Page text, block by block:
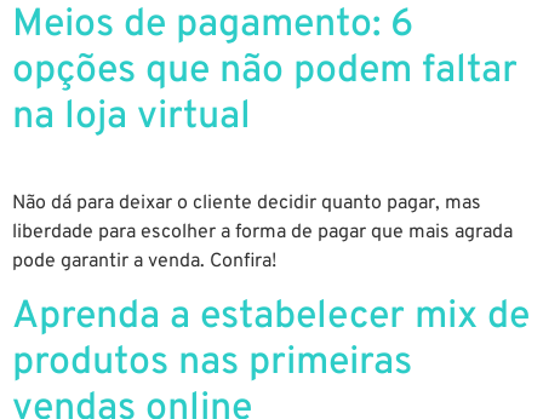
Meios de pagamento: 6
opções que não podem faltar
na loja virtual
Não dá para deixar o cliente decidir quanto pagar, mas
liberdade para escolher a forma de pagar que mais agrada
pode garantir a venda. Confira!
Aprenda a estabelecer mix de
produtos nas primeiras
vendas online